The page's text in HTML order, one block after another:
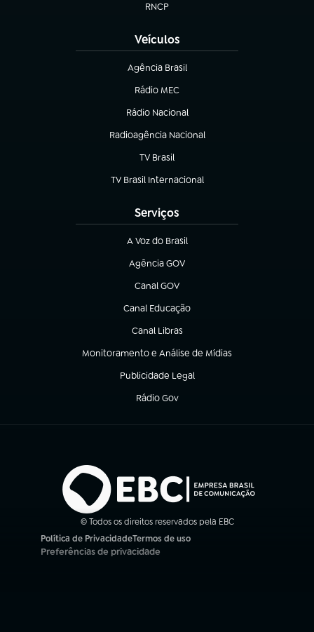
RNCP
(abre em nova aba)
Veículos
Agência Brasil
(abre em nova aba)
Rádio MEC
Rádio Nacional
(abre em nova aba)
Radioagência Nacional
(abre em nova aba)
TV Brasil
(abre em nova aba)
TV Brasil Internacional
(abre em nova aba)
Serviços
A Voz do Brasil
(abre em nova aba)
Agência GOV
(abre em nova aba)
Canal GOV
(abre em nova aba)
Canal Educação
(abre em nova aba)
Canal Libras
(abre em nova aba)
Monitoramento e Análise de Mídias
(abre em nova aba)
Publicidade Legal
(abre em nova aba)
Rádio Gov
(abre em nova aba)
© Todos os direitos reservados pela EBC
Política de Privacidade
(abre em nova aba)
Termos de uso
(abre em nova aba)
Preferências de privacidade